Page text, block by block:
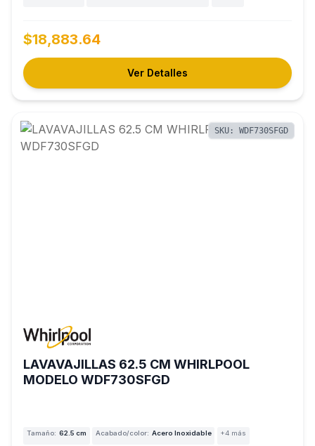
$18,883.64
Ver Detalles
SKU: WDF730SFGD
LAVAVAJILLAS 62.5 CM WHIRLPOOL
MODELO WDF730SFGD
Tamaño: 62.5 cm Acabado/color: Acero Inoxidable +4 más